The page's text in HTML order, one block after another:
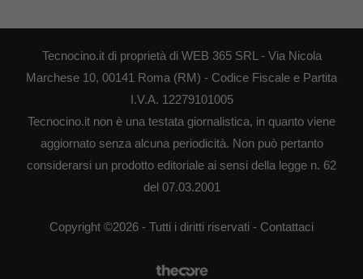
Tecnocino.it di proprietà di WEB 365 SRL - Via Nicola
Marchese 10, 00141 Roma (RM) - Codice Fiscale e Partita
I.V.A. 12279101005
Tecnocino.it non è una testata giornalistica, in quanto viene
aggiornato senza alcuna periodicità. Non può pertanto
considerarsi un prodotto editoriale ai sensi della legge n. 62
del 07.03.2001
Copyright ©2026 - Tutti i diritti riservati - Contattaci